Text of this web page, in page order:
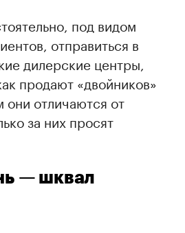
под видом
отправиться в
дилерские центры,
продают «двойников»
отличаются от
за них просят
— шквал